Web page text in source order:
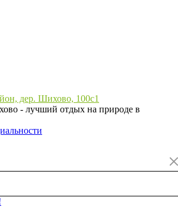
дер. Шихово, 100с1
- лучший отдых на природе в